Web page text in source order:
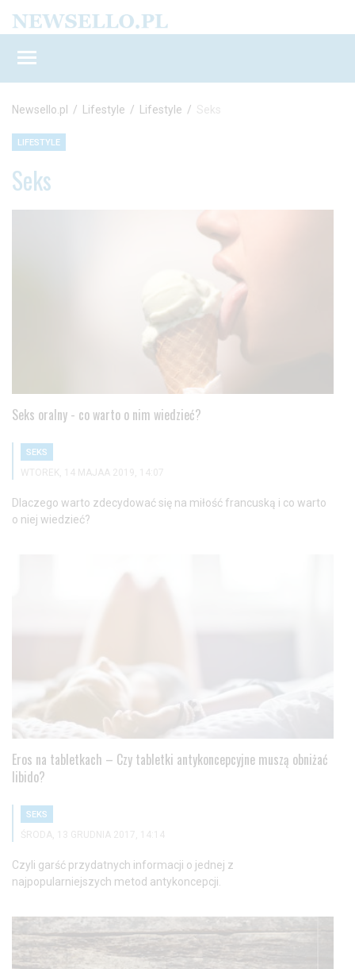
Newsello.pl / Lifestyle / Lifestyle / Seks
LIFESTYLE
Seks
Seks oralny - co warto o nim wiedzieć?
SEKS
WTOREK, 14 MAJAA 2019, 14:07
Dlaczego warto zdecydować się na miłość francuską i co warto
o niej wiedzieć?
Eros na tabletkach – Czy tabletki antykoncepcyjne muszą obniżać
libido?
SEKS
ŚRODA, 13 GRUDNIA 2017, 14:14
Czyli garść przydatnych informacji o jednej z
najpopularniejszych metod antykoncepcji.